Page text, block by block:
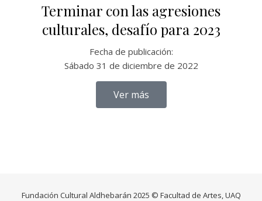
Terminar con las agresiones
culturales, desafío para 2023
Fecha de publicación:
Sábado 31 de diciembre de 2022
Ver más
Fundación Cultural Aldhebarán 2025 © Facultad de Artes, UAQ